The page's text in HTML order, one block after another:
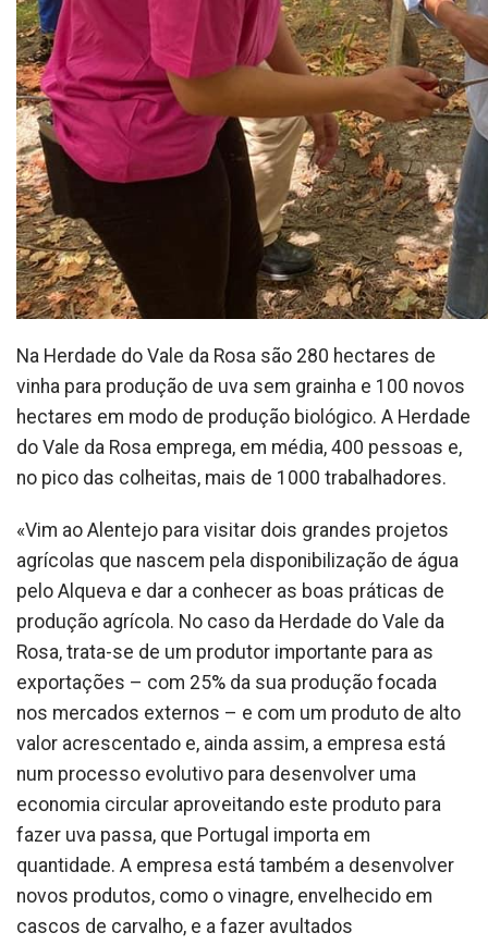
Na Herdade do Vale da Rosa são 280 hectares de
vinha para produção de uva sem grainha e 100 novos
hectares em modo de produção biológico. A Herdade
do Vale da Rosa emprega, em média, 400 pessoas e,
no pico das colheitas, mais de 1000 trabalhadores.
«Vim ao Alentejo para visitar dois grandes projetos
agrícolas que nascem pela disponibilização de água
pelo Alqueva e dar a conhecer as boas práticas de
produção agrícola. No caso da Herdade do Vale da
Rosa, trata-se de um produtor importante para as
exportações – com 25% da sua produção focada
nos mercados externos – e com um produto de alto
valor acrescentado e, ainda assim, a empresa está
num processo evolutivo para desenvolver uma
economia circular aproveitando este produto para
fazer uva passa, que Portugal importa em
quantidade. A empresa está também a desenvolver
novos produtos, como o vinagre, envelhecido em
cascos de carvalho, e a fazer avultados